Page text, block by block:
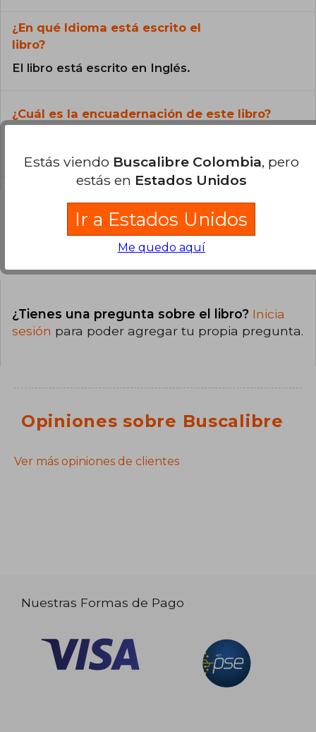
¿En qué Idioma está escrito el
libro?
El libro está escrito en Inglés.
¿Cuál es la encuadernación de este libro?
Blanda.
Preguntas y respuestas sobre el libro
¿Tienes una pregunta sobre el libro? Inicia
sesión para poder agregar tu propia pregunta.
Opiniones sobre Buscalibre
Ver más opiniones de clientes
Nuestras Formas de Pago
Estás viendo Buscalibre Colombia, pero
estás en Estados Unidos
Ir a Estados Unidos
Me quedo aquí